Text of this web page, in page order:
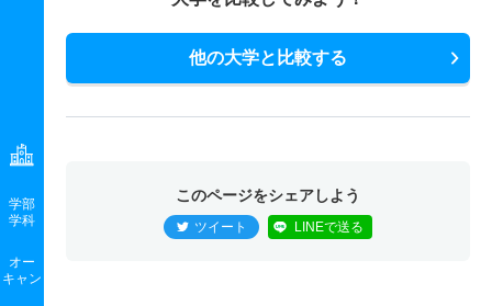
学部
学科
オー
キャン
他の大学と比較する
このページをシェアしよう
ツイート LINEで送る